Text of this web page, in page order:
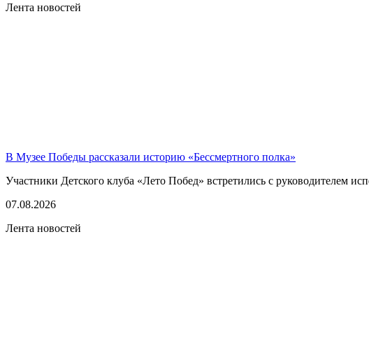
Лента новостей
В Музее Победы рассказали историю «Бессмертного полка»
Участники Детского клуба «Лето Побед» встретились с руководителем
07.08.2026
Лента новостей